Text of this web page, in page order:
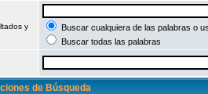
y
Buscar cualquiera de las palabras o
Buscar todas las palabras
de Búsqueda